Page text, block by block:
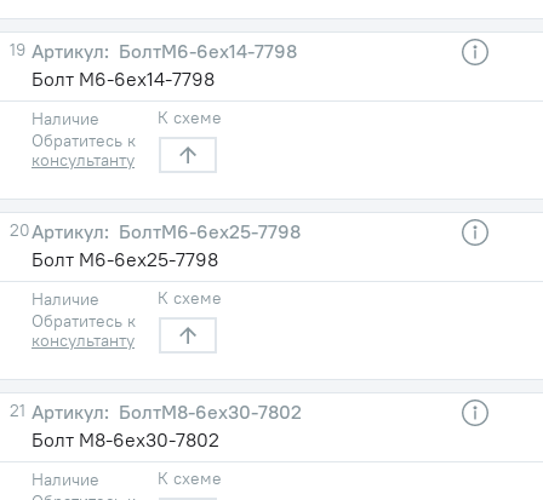
19
БолтМ6-6ех14-7798
Болт М6-6ех14-7798
Наличие
Обратитесь к
консультанту
К схеме
20
БолтМ6-6ех25-7798
Болт М6-6ех25-7798
Наличие
Обратитесь к
консультанту
К схеме
21
БолтМ8-6ех30-7802
Болт М8-6ех30-7802
Наличие
К схеме